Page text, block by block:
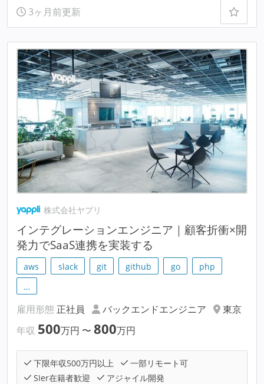
3ヶ月前更新
株式会社ヤプリ
インテグレーションエンジニア｜顧客折衝×開
発力でSaaS連携を実装する
aws slack git github go
php
…
雇用形態 正社員 バックエンドエンジニア
東京
年収 500万円 〜 800万円
下限年収500万円以上
一部リモート可
SIer在籍者歓迎
アジャイル開発